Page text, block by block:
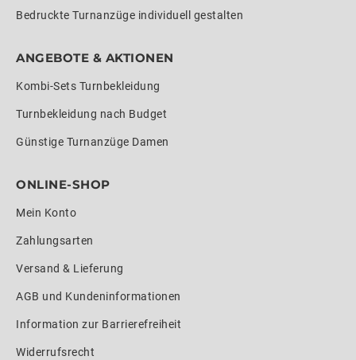
Bedruckte Turnanzüge individuell gestalten
ANGEBOTE & AKTIONEN
Kombi-Sets Turnbekleidung
Turnbekleidung nach Budget
Günstige Turnanzüge Damen
ONLINE-SHOP
Mein Konto
Zahlungsarten
Versand & Lieferung
AGB und Kundeninformationen
Information zur Barrierefreiheit
Widerrufsrecht